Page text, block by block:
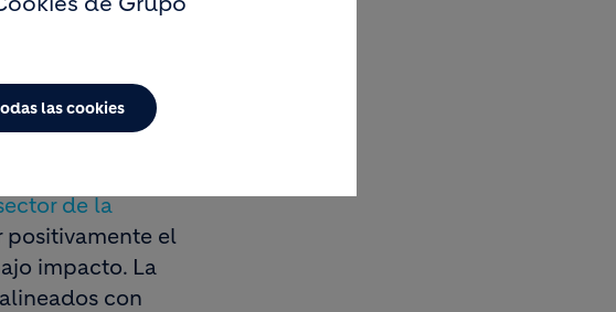
la resiliencia son
integral de
de la
positivamente el
impacto. La
con
las cookies